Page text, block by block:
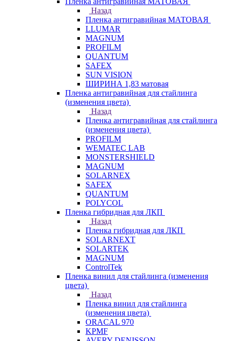
Назад
Пленка антигравийная МАТОВАЯ
LLUMAR
MAGNUM
PROFILM
QUANTUM
SAFEX
SUN VISION
ШИРИНА 1,83 матовая
Пленка антигравийная для стайлинга
(изменения цвета)
Назад
Пленка антигравийная для стайлинга
(изменения цвета)
PROFILM
WEMATEC LAB
MONSTERSHIELD
MAGNUM
SOLARNEX
SAFEX
QUANTUM
POLYCOL
Пленка гибридная для ЛКП
Назад
Пленка гибридная для ЛКП
SOLARNEXT
SOLARTEK
MAGNUM
ControlTek
Пленка винил для стайлинга (изменения
цвета)
Назад
Пленка винил для стайлинга
(изменения цвета)
ORACAL 970
KPMF